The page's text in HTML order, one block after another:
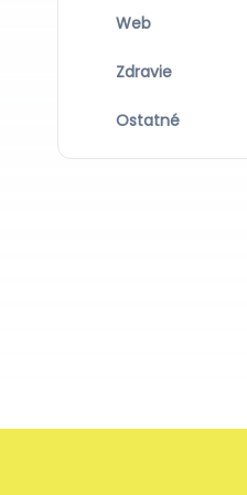
Web
Zdravie
Ostatné